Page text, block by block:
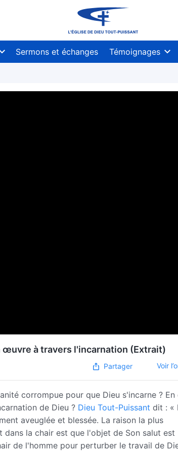
Sermons et échanges Témoignages
œuvre à travers l'incarnation (Extrait)
Partager Voir
corrompue pour que Dieu s'incarne ? En
de Dieu ? Dieu Tout-Puissant dit : «
aveuglée et blessée. La raison la plus
la chair est que l'objet de Son salut est
de l'homme pour perturber le travail de